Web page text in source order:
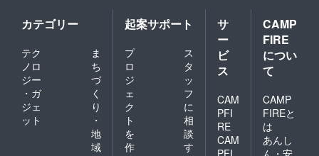
すの
で、ご
了承く
ださ
い。 ＜
サンク
スメー
礼の
メール
をお送
りいた
しま
ご購入
権＞ サ
イト内
に掲載
されて
いる商
品の中
お好き
な物を
メール
にてご
注文い
きます
ので、
ご了承
くださ
い。ま
た、後
日サン
メール
をお送
りいた
します
ので、
カテゴリー
テク
ノロ
ジー
・ガ
ジェ
ット
ま
ち
づ
く
り
・
地
域
起案サポート
プ
ロ
ジ
ェ
ク
ト
を
作
ス
タ
ッ
フ
に
相
談
す
サ
ー
ビ
ス
CAM
PFI
RE
CAM
CAMP
FIRE
につい
て
CAMP
FIREと
は
あんし